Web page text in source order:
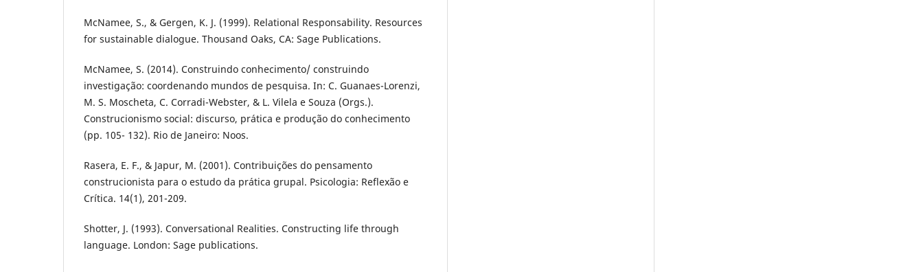
McNamee, S., & Gergen, K. J. (1999). Relational Responsability. Resources
for sustainable dialogue. Thousand Oaks, CA: Sage Publications.
McNamee, S. (2014). Construindo conhecimento/ construindo
investigação: coordenando mundos de pesquisa. In: C. Guanaes-Lorenzi,
M. S. Moscheta, C. Corradi-Webster, & L. Vilela e Souza (Orgs.).
Construcionismo social: discurso, prática e produção do conhecimento
(pp. 105- 132). Rio de Janeiro: Noos.
Rasera, E. F., & Japur, M. (2001). Contribuições do pensamento
construcionista para o estudo da prática grupal. Psicologia: Reflexão e
Crítica. 14(1), 201-209.
Shotter, J. (1993). Conversational Realities. Constructing life through
language. London: Sage publications.